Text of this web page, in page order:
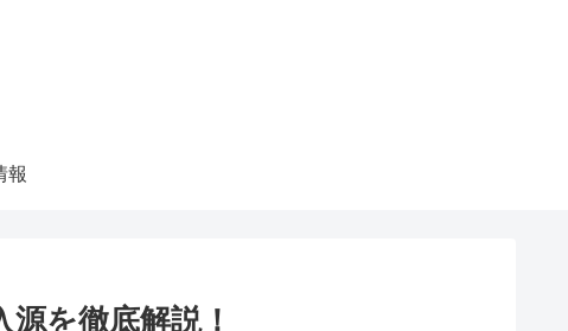
報
を徹底解説！